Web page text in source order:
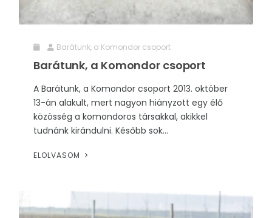
Barátunk, a Komondor csoport
Barátunk, a Komondor csoport
A Barátunk, a Komondor csoport 2013. október
13-án alakult, mert nagyon hiányzott egy élő
közösség a komondoros társakkal, akikkel
tudnánk kirándulni. Később sok...
ELOLVASOM